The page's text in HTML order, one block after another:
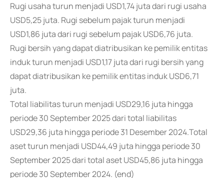
Rugi usaha turun menjadi USD1,74 juta dari rugi usaha
USD5,25 juta. Rugi sebelum pajak turun menjadi
USD1,86 juta dari rugi sebelum pajak USD6,76 juta.
Rugi bersih yang dapat diatribusikan ke pemilik entitas
induk turun menjadi USD1,17 juta dari rugi bersih yang
dapat diatribusikan ke pemilik entitas induk USD6,71
juta.
Total liabilitas turun menjadi USD29,16 juta hingga
periode 30 September 2025 dari total liabilitas
USD29,36 juta hingga periode 31 Desember 2024.Total
aset turun menjadi USD44,49 juta hingga periode 30
September 2025 dari total aset USD45,86 juta hingga
periode 30 September 2024. (end)